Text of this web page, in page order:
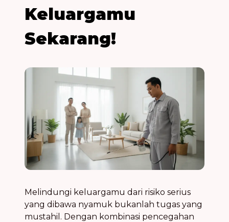
Keluargamu
Sekarang!
Melindungi keluargamu dari risiko serius
yang dibawa nyamuk bukanlah tugas yang
mustahil. Dengan kombinasi pencegahan